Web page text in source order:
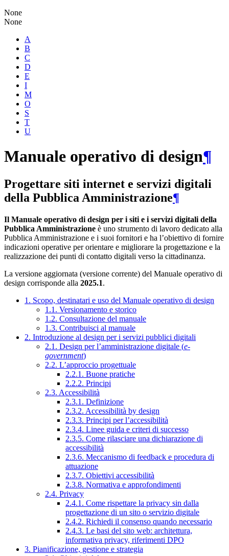
None
None
A
B
C
D
E
I
M
O
S
T
U
Manuale operativo di design¶
Progettare siti internet e servizi digitali
della Pubblica Amministrazione¶
Il Manuale operativo di design per i siti e i servizi digitali della
Pubblica Amministrazione è uno strumento di lavoro dedicato alla
Pubblica Amministrazione e i suoi fornitori e ha l’obiettivo di fornire
indicazioni operative per orientare e migliorare la progettazione e la
realizzazione dei punti di contatto digitali verso la cittadinanza.
La versione aggiornata (versione corrente) del Manuale operativo di
design corrisponde alla 2025.1.
1. Scopo, destinatari e uso del Manuale operativo di design
1.1. Versionamento e storico
1.2. Consultazione del manuale
1.3. Contribuisci al manuale
2. Introduzione al design per i servizi pubblici digitali
2.1. Design per l’amministrazione digitale (e-
government)
2.2. L’approccio progettuale
2.2.1. Buone pratiche
2.2.2. Principi
2.3. Accessibilità
2.3.1. Definizione
2.3.2. Accessibilità by design
2.3.3. Principi per l’accessibilità
2.3.4. Linee guida e criteri di successo
2.3.5. Come rilasciare una dichiarazione di
accessibilità
2.3.6. Meccanismo di feedback e procedura di
attuazione
2.3.7. Obiettivi accessibilità
2.3.8. Normativa e approfondimenti
2.4. Privacy
2.4.1. Come rispettare la privacy sin dalla
progettazione di un sito o servizio digitale
2.4.2. Richiedi il consenso quando necessario
2.4.3. Le basi del sito web: architettura,
informativa privacy, riferimenti DPO
3. Pianificazione, gestione e strategia